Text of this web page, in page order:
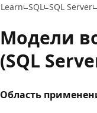
Learn SQL SQL Server
Модели
(SQL
Область